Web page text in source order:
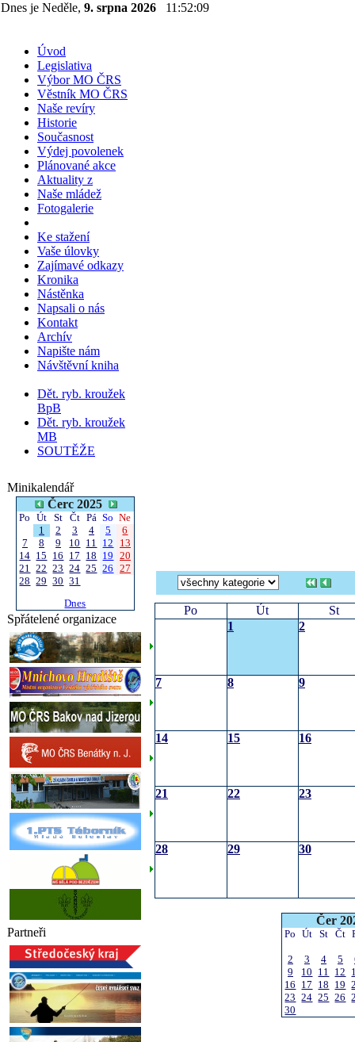
Dnes je Neděle, 9. srpna 2026 11:52:10
Úvod
Legislativa
Výbor MO ČRS
Věstník MO ČRS
Naše revíry
Historie
Současnost
Výdej povolenek
Plánované akce
Aktuality z
Naše mládež
Fotogalerie
Ke stažení
Vaše úlovky
Zajímavé odkazy
Kronika
Nástěnka
Napsali o nás
Kontakt
Archív
Napište nám
Návštěvní kniha
Dět. ryb. kroužek
BpB
Dět. ryb. kroužek
MB
SOUTĚŽE
Minikalendář
Čerc 2025
Po Út St Čt Pá So Ne
1
2 3 4 5
6
7
8 9 10 11 12
13
14 15 16 17 18 19 20
21 22 23 24 25 26 27
28 29 30 31
Dnes
Spřátelené organizace
Partneři
Po Út
St
1
2
7 8 9
14 15 16
21 22 23
28 29 30
Čer
Po Út St Čt
2 3 4 5
9
10 11 12
16 17 18 19
23 24 25 26
30